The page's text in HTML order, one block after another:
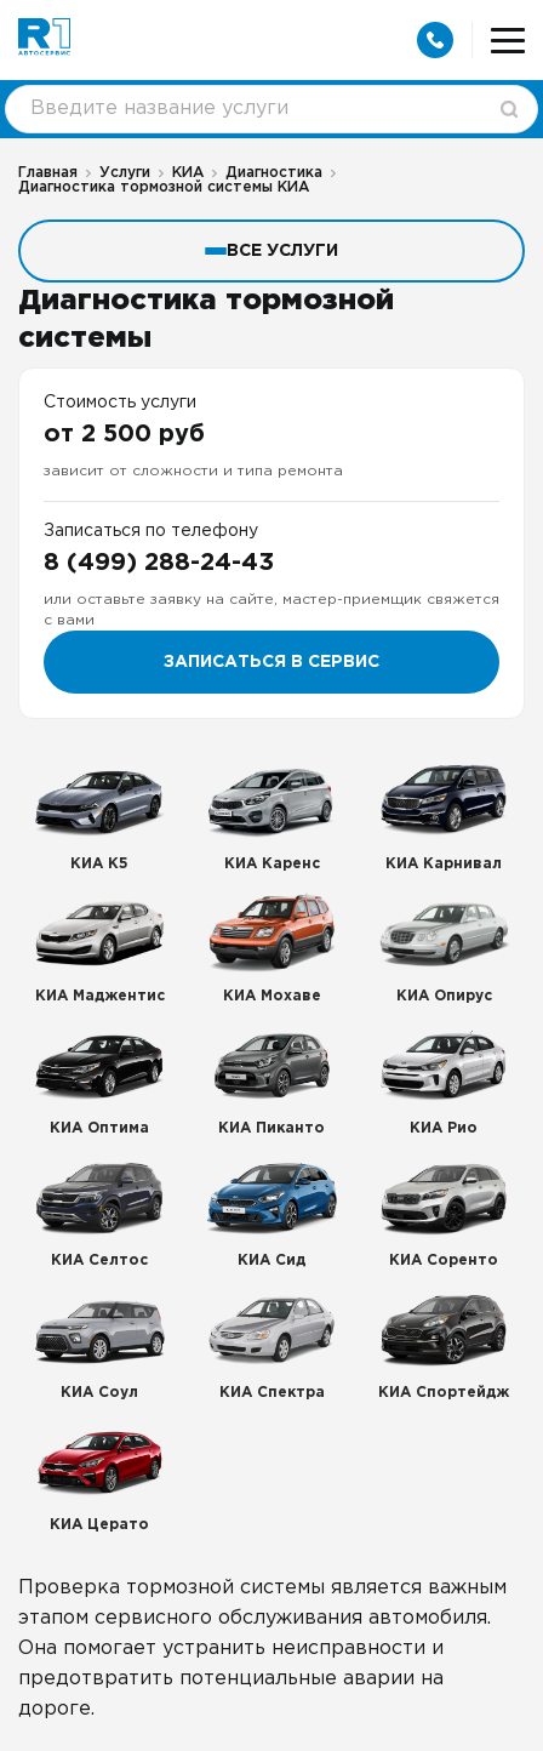
Главная Услуги КИА
Диагностика
Диагностика тормозной системы КИА
ВСЕ УСЛУГИ
Диагностика тормозной
системы
Стоимость услуги
от 2 500 руб
зависит от сложности и типа ремонта
Записаться по телефону
8 (499) 288-24-43
или оставьте заявку на сайте, мастер-приемщик свяжется
с вами
ЗАПИСАТЬСЯ В СЕРВИС
КИА К5 КИА Каренс КИА Карнивал
КИА Маджентис КИА Мохаве КИА Опирус
КИА Оптима КИА Пиканто КИА Рио
КИА Селтос КИА Сид КИА Соренто
КИА Соул КИА Спектра КИА Спортейдж
КИА Церато
Проверка тормозной системы является важным
этапом сервисного обслуживания автомобиля.
Она помогает устранить неисправности и
предотвратить потенциальные аварии на
дороге.